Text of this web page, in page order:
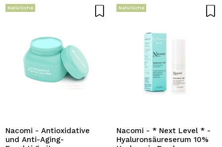
Natürliche
Nacomi - Antioxidative
und Anti-Aging-
Natürliche
Nacomi - * Next Level * -
Hyaluronsäureserum 10%